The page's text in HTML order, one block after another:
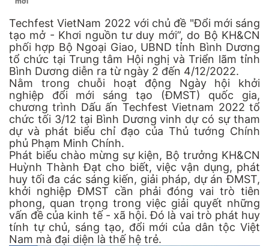
Techfest VietNam 2022 với chủ đề "Đổi mới sáng
tạo mở - Khơi nguồn tư duy mới”, do Bộ KH&CN
phối hợp Bộ Ngoại Giao, UBND tỉnh Bình Dương
tổ chức tại Trung tâm Hội nghị và Triển lãm tỉnh
Bình Dương diễn ra từ ngày 2 đến 4/12/2022.
Nằm trong chuỗi hoạt động Ngày hội khởi
nghiệp đổi mới sáng tạo (ĐMST) quốc gia,
chương trình Dấu ấn Techfest Vietnam 2022 tổ
chức tối 3/12 tại Bình Dương vinh dự có sự tham
dự và phát biểu chỉ đạo của Thủ tướng Chính
phủ Phạm Minh Chính.
Phát biểu chào mừng sự kiện, Bộ trưởng KH&CN
Huỳnh Thành Đạt cho biết, việc vận dụng, phát
huy tối đa các sáng kiến, giải pháp, dự án ĐMST,
khởi nghiệp ĐMST cần phải đóng vai trò tiên
phong, quan trọng trong việc giải quyết những
vấn đề của kinh tế - xã hội. Đó là vai trò phát huy
tính tự chủ, sáng tạo, đổi mới của dân tộc Việt
Nam mà đại diện là thế hệ trẻ.